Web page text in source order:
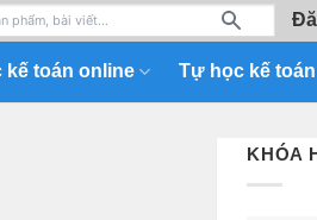
kế toán online Tự học kế toán
KHÓA